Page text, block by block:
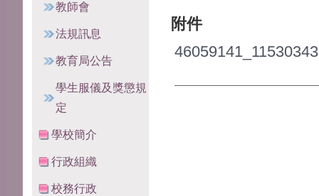
教師會
法規訊息
教育局公告
學生服儀及獎懲規
定
學校簡介
行政組織
校務行政
附件